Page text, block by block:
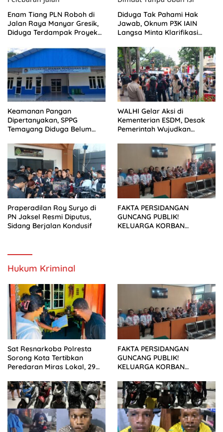
Enam Tiang PLN Roboh di
Jalan Raya Manyar Gresik,
Diduga Terdampak Proyek
Diduga Tak Pahami Hak
Jawab, Oknum P3K IAIN
Langsa Minta Klarifikasi
Keamanan Pangan
Dipertanyakan, SPPG
Temayang Diduga Belum
WALHI Gelar Aksi di
Kementerian ESDM, Desak
Pemerintah Wujudkan
Praperadilan Roy Suryo di
PN Jaksel Resmi Diputus,
Sidang Berjalan Kondusif
FAKTA PERSIDANGAN
GUNCANG PUBLIK!
KELUARGA KORBAN
Hukum Kriminal
Sat Resnarkoba Polresta
Sorong Kota Tertibkan
Peredaran Miras Lokal, 29
FAKTA PERSIDANGAN
GUNCANG PUBLIK!
KELUARGA KORBAN
SETELAH SIDANG TUNTUTAN
DITUNDA